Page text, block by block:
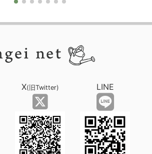
X(旧Twitter) LINE